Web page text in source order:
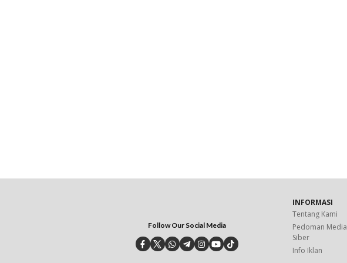
Follow Our Social Media
INFORMASI
Tentang Kami
Pedoman Media
Siber
Info Iklan